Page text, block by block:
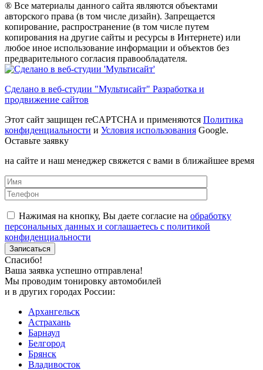
® Все материалы данного сайта являются объектами
авторского права (в том числе дизайн). Запрещается
копирование, распространение (в том числе путем
копирования на другие сайты и ресурсы в Интернете) или
любое иное использование информации и объектов без
предварительного согласия правообладателя.
Сделано в веб-студии "Мультисайт" Разработка и
продвижение сайтов
Этот сайт защищен reCAPTCHA и применяются Политика
конфиденциальности и Условия использования Google.
Оставьте заявку
на сайте и наш менеджер свяжется с вами в ближайшее время
Нажимая на кнопку, Вы даете согласие на обработку
персональных данных и соглашаетесь с политикой
конфиденциальности
Спасибо!
Ваша заявка успешно отправлена!
Мы проводим тонировку автомобилей
и в других городах России:
Архангельск
Астрахань
Барнаул
Белгород
Брянск
Владивосток